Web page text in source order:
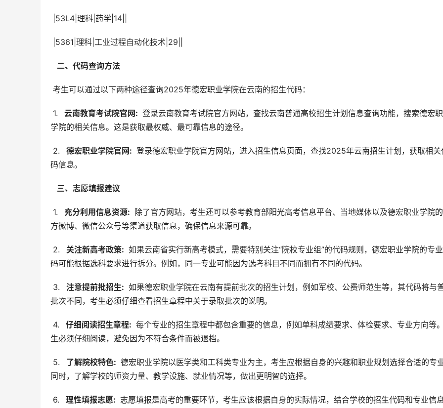
|53L4|理科|药学|14||
|5361|理科|工业过程自动化技术|29||
  二、代码查询方法
考生可以通过以下两种途径查询2025年德宏职业学院在云南的招生代码：
1.
  云南教育考试院官网:
登录云南教育考试院官方网站，查找云南普通高校招生计划信息查询功能，搜索德宏
学院的相关信息。这是获取最权威、最可靠信息的途径。
2.
  德宏职业学院官网:
登录德宏职业学院官方网站，进入招生信息页面，查找2025年云南招生计划，获取相关
码信息。
  三、志愿填报建议
1.
  充分利用信息资源:
除了官方网站，考生还可以参考教育部阳光高考信息平台、当地媒体以及德宏职业学院
方微博、微信公众号等渠道获取信息，确保信息来源可靠。
2.
  关注新高考政策:
如果云南省实行新高考模式，需要特别关注“院校专业组”的代码规则，德宏职业学院的专
码可能根据选科要求进行拆分。例如，同一专业可能因为选考科目不同而拥有不同的代码。
3.
  注意提前批招生:
如果德宏职业学院在云南有提前批次的招生计划，例如军校、公费师范生等，其代码将与
批次不同，考生必须仔细查看招生章程中关于录取批次的说明。
4.
  仔细阅读招生章程:
每个专业的招生章程中都包含重要的信息，例如单科成绩要求、体检要求、专业方向等
生必须仔细阅读，避免因为不符合条件而被退档。
5.
  了解院校特色:
德宏职业学院以医学类和工科类专业为主，考生应根据自身的兴趣和职业规划选择合适的专业
同时，了解学校的师资力量、教学设施、就业情况等，做出更明智的选择。
6.
  理性填报志愿:
志愿填报是高考的重要环节，考生应该根据自身的实际情况，结合学校的招生代码和专业信息